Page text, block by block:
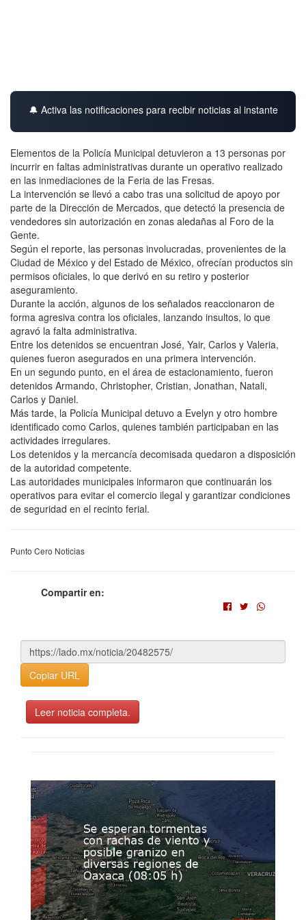
🔔 Activa las notificaciones para recibir noticias al instante
Elementos de la Policía Municipal detuvieron a 13 personas por
incurrir en faltas administrativas durante un operativo realizado
en las inmediaciones de la Feria de las Fresas.
La intervención se llevó a cabo tras una solicitud de apoyo por
parte de la Dirección de Mercados, que detectó la presencia de
vendedores sin autorización en zonas aledañas al Foro de la
Gente.
Según el reporte, las personas involucradas, provenientes de la
Ciudad de México y del Estado de México, ofrecían productos sin
permisos oficiales, lo que derivó en su retiro y posterior
aseguramiento.
Durante la acción, algunos de los señalados reaccionaron de
forma agresiva contra los oficiales, lanzando insultos, lo que
agravó la falta administrativa.
Entre los detenidos se encuentran José, Yair, Carlos y Valeria,
quienes fueron asegurados en una primera intervención.
En un segundo punto, en el área de estacionamiento, fueron
detenidos Armando, Christopher, Cristian, Jonathan, Natali,
Carlos y Daniel.
Más tarde, la Policía Municipal detuvo a Evelyn y otro hombre
identificado como Carlos, quienes también participaban en las
actividades irregulares.
Los detenidos y la mercancía decomisada quedaron a disposición
de la autoridad competente.
Las autoridades municipales informaron que continuarán los
operativos para evitar el comercio ilegal y garantizar condiciones
de seguridad en el recinto ferial.
Punto Cero Noticias
Compartir en:
Copiar URL
Leer noticia completa.